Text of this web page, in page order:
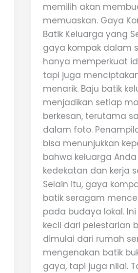
memilih akan
memuaskan. Gaya
Batik Keluarga yang
gaya kompak dalam
hanya memperkuat
tapi juga
menarik. Baju batik
menjadikan setiap
berkesan, terutama
dalam foto.
bisa menunjukkan
bahwa keluarga
kedekatan dan kerja
Selain itu, gaya
batik seragam
pada budaya lokal.
kecil dari pelestarian
dimulai dari rumah
mengenakan batik
gaya, tapi juga nilai.